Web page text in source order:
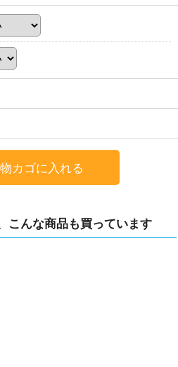
カゴに入れる
こんな商品も買っています